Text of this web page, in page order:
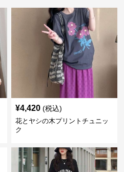
¥4,420 (税込)
花とヤシの木プリントチュニッ
ク